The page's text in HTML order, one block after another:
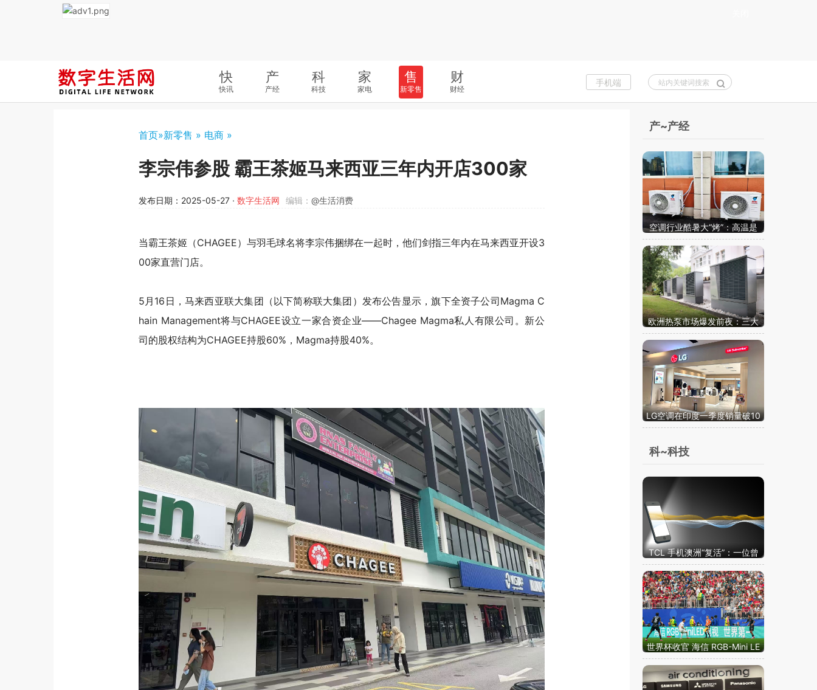
快
快讯
产
产经
科
科技
家
家电
售
新零售
财
财经
手机端 站内关键词搜索
首页»新零售 » 电商 »
李宗伟参股 霸王茶姬马来西亚三年内开店300家
发布日期：2025-05-27 · 数字生活网 编辑： @生活消费
当霸王茶姬（CHAGEE）与羽毛球名将李宗伟捆绑在一起时，他们剑指三年内在马来西亚开设3
00家直营门店。
5月16日，马来西亚联大集团（以下简称联大集团） 发布公告显示 ，旗下全资子公司Magma C
hain Management将与CHAGEE设立一家合资企业——Chagee Magma私人有限公司。新公
司的股权结构为CHAGEE持股60%，Magma持股40%。
产~产经
空调行业酷暑大“烤”：高温是
试金石，更拼长期主义
欧洲热泵市场爆发前夜：三大
条件改善，行业年增长率有望
达20%
LG空调在印度一季度销量破10
0万台 扩张节奏正在加快
科~科技
TCL 手机澳洲“复活”：一位曾
帮摩托罗拉逆袭的操盘手来了
世界杯收官 海信 RGB-Mini LE
D 高端市场领跑